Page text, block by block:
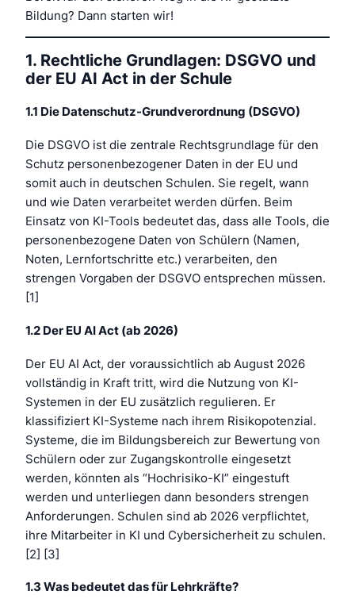
Bildung? Dann starten wir!
1. Rechtliche Grundlagen: DSGVO und
der EU AI Act in der Schule
1.1 Die Datenschutz-Grundverordnung (DSGVO)
Die DSGVO ist die zentrale Rechtsgrundlage für den
Schutz personenbezogener Daten in der EU und
somit auch in deutschen Schulen. Sie regelt, wann
und wie Daten verarbeitet werden dürfen. Beim
Einsatz von KI-Tools bedeutet das, dass alle Tools, die
personenbezogene Daten von Schülern (Namen,
Noten, Lernfortschritte etc.) verarbeiten, den
strengen Vorgaben der DSGVO entsprechen müssen.
[1]
1.2 Der EU AI Act (ab 2026)
Der EU AI Act, der voraussichtlich ab August 2026
vollständig in Kraft tritt, wird die Nutzung von KI-
Systemen in der EU zusätzlich regulieren. Er
klassifiziert KI-Systeme nach ihrem Risikopotenzial.
Systeme, die im Bildungsbereich zur Bewertung von
Schülern oder zur Zugangskontrolle eingesetzt
werden, könnten als “Hochrisiko-KI” eingestuft
werden und unterliegen dann besonders strengen
Anforderungen. Schulen sind ab 2026 verpflichtet,
ihre Mitarbeiter in KI und Cybersicherheit zu schulen.
[2] [3]
1.3 Was bedeutet das für Lehrkräfte?